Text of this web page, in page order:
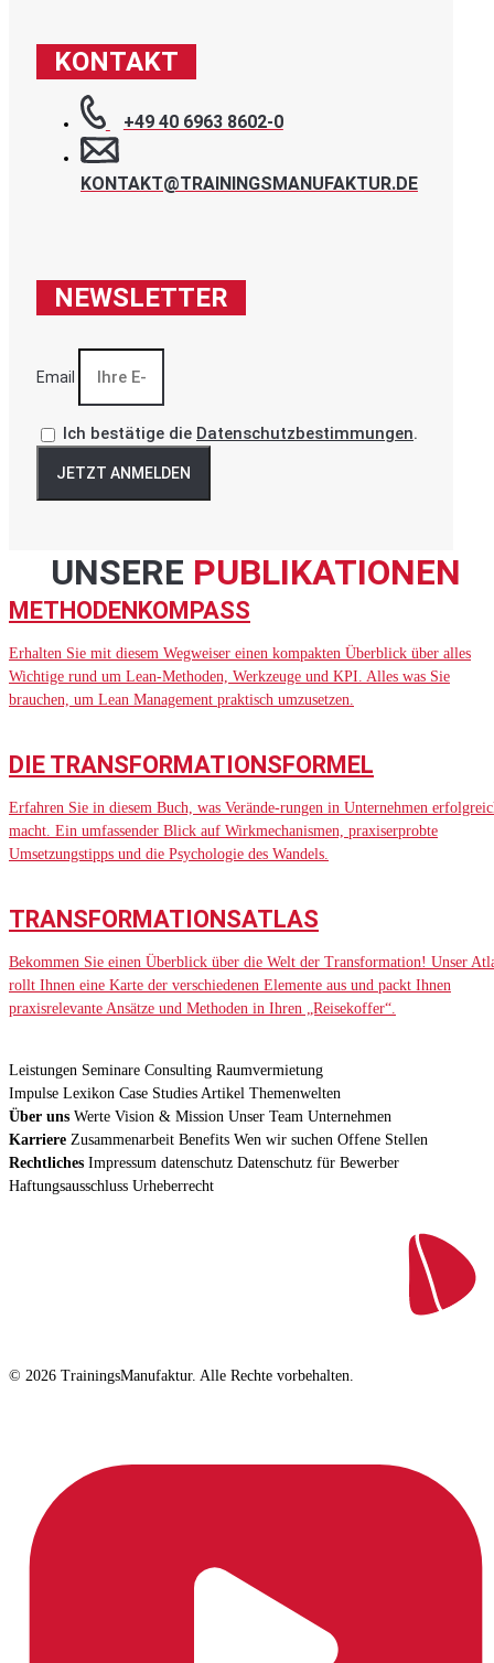
KONTAKT
+49 40 6963 8602-0
KONTAKT@TRAININGSMANUFAKTUR.DE
NEWSLETTER
Email
Ich bestätige die Datenschutzbestimmungen.
JETZT ANMELDEN
UNSERE PUBLIKATIONEN
METHODENKOMPASS
Erhalten Sie mit diesem Wegweiser einen kompakten Überblick über alles
Wichtige rund um Lean-Methoden, Werkzeuge und KPI. Alles was Sie
brauchen, um Lean Management praktisch umzusetzen.
DIE TRANSFORMATIONSFORMEL
Erfahren Sie in diesem Buch, was Verände-rungen in Unternehmen
macht. Ein umfassender Blick auf Wirkmechanismen, praxiserprobte
Umsetzungstipps und die Psychologie des Wandels.
TRANSFORMATIONSATLAS
Bekommen Sie einen Überblick über die Welt der Transformation! Unser
rollt Ihnen eine Karte der verschiedenen Elemente aus und packt Ihnen
praxisrelevante Ansätze und Methoden in Ihren „Reisekoffer“.
Leistungen Seminare Consulting Raumvermietung
Impulse Lexikon Case Studies Artikel Themenwelten
Über uns Werte Vision & Mission Unser Team Unternehmen
Karriere Zusammenarbeit Benefits Wen wir suchen Offene Stellen
Rechtliches Impressum datenschutz Datenschutz für Bewerber
Haftungsausschluss Urheberrecht
© 2026 TrainingsManufaktur. Alle Rechte vorbehalten.